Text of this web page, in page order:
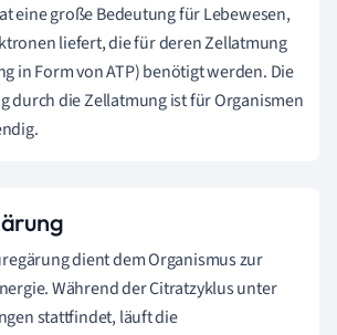
eine große Bedeutung für Lebewesen,
liefert, die für deren Zellatmung
in Form von ATP) benötigt werden. Die
durch die Zellatmung ist für Organismen
dient dem Organismus zur
Während der Citratzyklus unter
stattfindet, läuft die